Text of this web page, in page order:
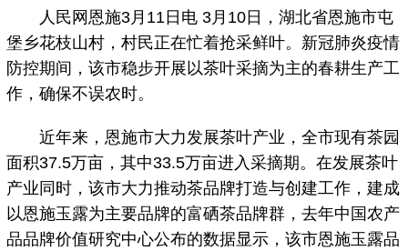
人民网恩施3月11日电 3月10日，湖北省恩施市屯
堡乡花枝山村，村民正在忙着抢采鲜叶。新冠肺炎疫情
防控期间，该市稳步开展以茶叶采摘为主的春耕生产工
作，确保不误农时。
近年来，恩施市大力发展茶叶产业，全市现有茶园
面积37.5万亩，其中33.5万亩进入采摘期。在发展茶叶
产业同时，该市大力推动茶品牌打造与创建工作，建成
以恩施玉露为主要品牌的富硒茶品牌群，去年中国农产
品品牌价值研究中心公布的数据显示，该市恩施玉露品